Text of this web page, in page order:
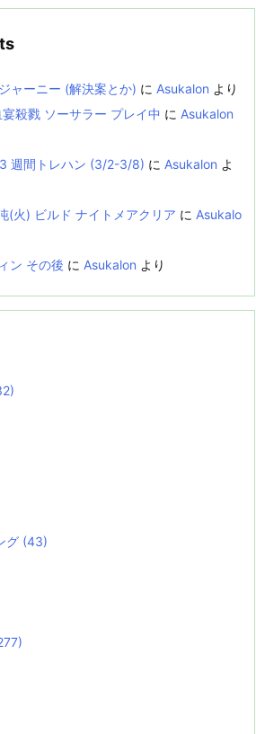
ャーニー (解決案とか) に Asukalon より
殺戮 ソーサラー プレイ中 に Asukalon
週間トレハン (3/2-3/8) に Asukalon よ
(火) ビルド ナイトメアクリア に Asukalo
ン その後 に Asukalon より
グ (43)